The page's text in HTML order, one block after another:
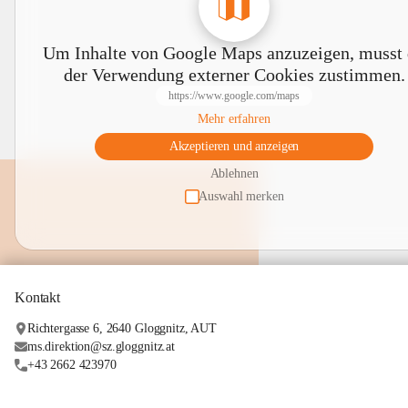
Um Inhalte von Google Maps anzuzeigen, musst
der Verwendung externer Cookies zustimmen.
https://www.google.com/maps
Mehr erfahren
Akzeptieren und anzeigen
Ablehnen
Auswahl merken
Kontakt
Richtergasse 6, 2640 Gloggnitz, AUT
ms.direktion@sz.gloggnitz.at
+43 2662 423970